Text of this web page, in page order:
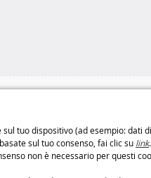
tuo dispositivo (ad esempio: dati
sul tuo consenso, fai clic su link.
non è necessario per questi
Metodi di